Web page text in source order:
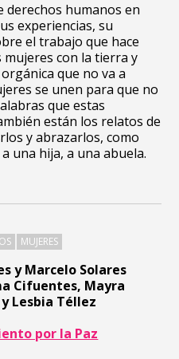
y Marcelo Solares
Cifuentes, Mayra
Lesbia Téllez
por la Paz
derechos humanos en
experiencias, su
el trabajo que hace
mujeres con la tierra y
que no va a
se unen para que no
que estas
están los relatos de
y abrazarlos, como
una hija, a una abuela.
MUJERES